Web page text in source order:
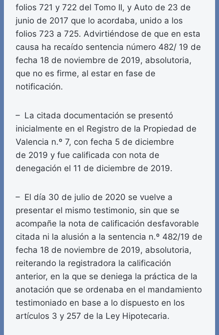
folios 721 y 722 del Tomo II, y Auto de 23 de
junio de 2017 que lo acordaba, unido a los
folios 723 a 725. Advirtiéndose de que en esta
causa ha recaído sentencia número 482/ 19 de
fecha 18 de noviembre de 2019, absolutoria,
que no es firme, al estar en fase de
notificación.
– La citada documentación se presentó
inicialmente en el Registro de la Propiedad de
Valencia n.º 7, con fecha 5 de diciembre
de 2019 y fue calificada con nota de
denegación el 11 de diciembre de 2019.
– El día 30 de julio de 2020 se vuelve a
presentar el mismo testimonio, sin que se
acompañe la nota de calificación desfavorable
citada ni la alusión a la sentencia n.º 482/19 de
fecha 18 de noviembre de 2019, absolutoria,
reiterando la registradora la calificación
anterior, en la que se deniega la práctica de la
anotación que se ordenaba en el mandamiento
testimoniado en base a lo dispuesto en los
artículos 3 y 257 de la Ley Hipotecaria.